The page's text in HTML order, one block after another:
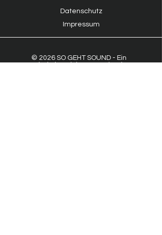
Datenschutz
Impressum
© 2026 SO GEHT SOUND - Ein